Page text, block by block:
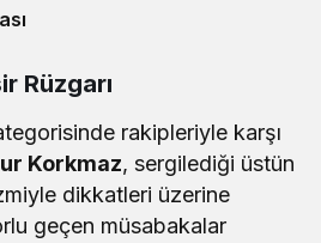
Rüzgarı
rakipleriyle karşı
Korkmaz, sergilediği üstün
dikkatleri üzerine
geçen müsabakalar